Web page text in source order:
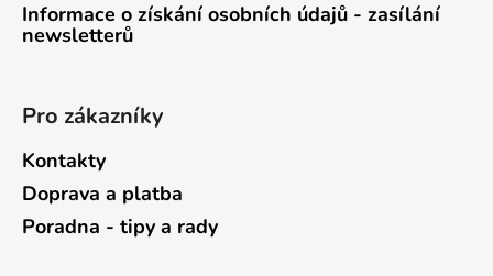
Informace o získání osobních údajů - zasílání
newsletterů
Pro zákazníky
Kontakty
Doprava a platba
Poradna - tipy a rady